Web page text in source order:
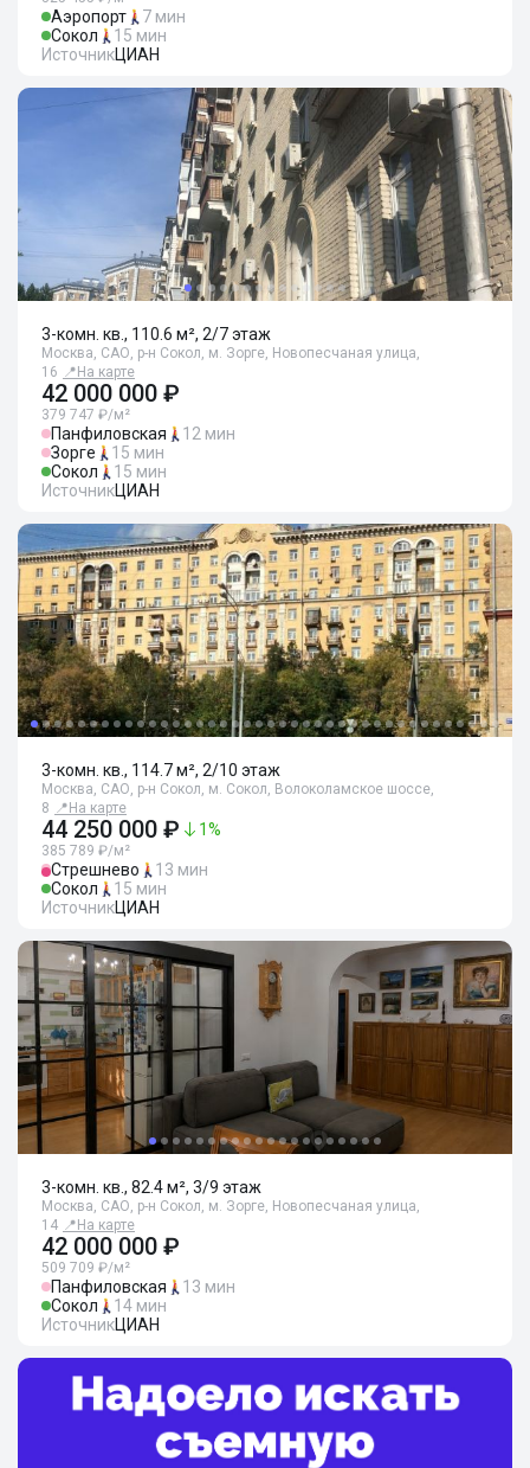
Аэропорт
7 мин
Сокол
15 мин
ИсточникЦИАН
3-комн. кв., 110.6 м², 2/7 этаж
Москва, САО, р-н Сокол, м. Зорге, Новопесчаная улица,
16 📍 На карте
42 000 000 ₽
379 747 ₽/м²
Панфиловская
12 мин
Зорге
15 мин
Сокол
15 мин
ИсточникЦИАН
3-комн. кв., 114.7 м², 2/10 этаж
Москва, САО, р-н Сокол, м. Сокол, Волоколамское шоссе,
8 📍 На карте
44 250 000 ₽ 1%
385 789 ₽/м²
Стрешнево
13 мин
Сокол
15 мин
ИсточникЦИАН
3-комн. кв., 82.4 м², 3/9 этаж
Москва, САО, р-н Сокол, м. Зорге, Новопесчаная улица,
14 📍 На карте
42 000 000 ₽
509 709 ₽/м²
Панфиловская
13 мин
Сокол
14 мин
ИсточникЦИАН